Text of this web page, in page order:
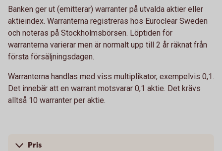
Banken ger ut (emitterar) warranter på utvalda aktier eller
aktieindex. Warranterna registreras hos Euroclear Sweden
och noteras på Stockholmsbörsen. Löptiden för
warranterna varierar men är normalt upp till 2 år räknat från
första försäljningsdagen.
Warranterna handlas med viss multiplikator, exempelvis 0,1.
Det innebär att en warrant motsvarar 0,1 aktie. Det krävs
alltså 10 warranter per aktie.
Pris